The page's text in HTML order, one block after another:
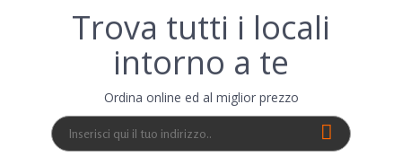
Trova tutti i locali
intorno a te
Ordina online ed al miglior prezzo